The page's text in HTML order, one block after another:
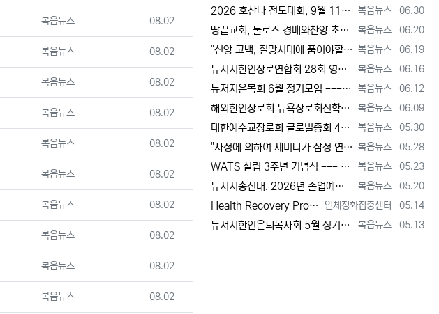
등록자
복음뉴스 등록일
08.02
등록자
복음뉴스 등록일
08.02
등록자
복음뉴스 등록일
08.02
등록자
복음뉴스 등록일
08.02
등록자
복음뉴스 등록일
08.02
등록자
복음뉴스 등록일
08.02
등록자
복음뉴스 등록일
08.02
등록자
복음뉴스 등록일
08.02
등록자
복음뉴스 등록일
08.02
등록자
복음뉴스 등록일
08.02
등록자
복음뉴스 등록일
06.30
2026 호산나 전도대회, 9월 11일(금)부터 13일(주일)까지 뉴저지하베스트교회에서 [2026년 6월 30일 화요일 자 뉴욕일보 기사] ==…
등록자
복음뉴스 등록일
06.20
땅끝교회, 둘로스 경배와찬양 초청 찬양집회 --- "참행복은 주님께 쓰임 받는 것" [2026년 6월 20일 토요일 자 뉴욕일보 기사] ==> …
등록자
복음뉴스 등록일
06.19
"신앙 고백, 절망시대에 품어야할 희망, 마지막까지 하나님 손에 붙들려 쓰임 받고자 하는 삶의 의미" [2026년 6월 19일 금요일 자 뉴욕일…
등록자
복음뉴스 등록일
06.16
뉴저지한인장로연합회 28회 영적 대각성 기도회 [2026년 6월 16일 화요일 자 뉴욕일보 기사] ==> https://www.bogeumnew…
등록자
복음뉴스 등록일
06.12
뉴저지은목회 6월 정기모임 --- 강원호 목사, "복음은 구원, 구원의 목적은 하나님 나라의 삶" [2026년 6월 12일 금요일 자 뉴역일보 …
등록자
복음뉴스 등록일
06.09
해외한인장로회 뉴욕장로회신학대학(원), 40회 졸업감사예배 및 학위수여식 [2026년 6월 9일 화요일 자 뉴욕일보 기사] ==> https:/…
등록자
복음뉴스 등록일
05.30
대한예수교장로회 글로벌총회 48회 정기총회 --- "진리 위에 굳게 서서 복음으로 세상 정복하라" [2026년 5월 30일 토요일 자 뉴욕일보 …
등록자
복음뉴스 등록일
05.28
"사정에 의하여 세미나가 잠정 연기되었다"고 합니다. 착오 없으시기 바랍니다.
등록자
복음뉴스 등록일
05.23
WATS 설립 3주년 기념식 --- 천국 복음 전파와 영적 지도자 양성 사명 재확인 [2026년 5월 23일 토요일 자 뉴욕일보 기사] ==> …
등록자
복음뉴스 등록일
05.20
뉴저지총신대, 2026년 졸업예배 및 학위 수여식 --- "절업장은 학교가 주지만, 위임장은 주님이 주신다" [2026년 5월 20일 수요일 …
등록자
인체정화집중센터 등록일
05.14
Health Recovery Program 인체정화 집중센터 Health Recovery Program이 태어난 배경은 단순히 하나의 건강…
등록자
복음뉴스 등록일
05.13
뉴저지한인은퇴목사회 5월 정기모임 --- "천국 갈 준비되셨나요?" [2026년 5월 13일 수요일 자 뉴욕일보 기사] ==> https://w…